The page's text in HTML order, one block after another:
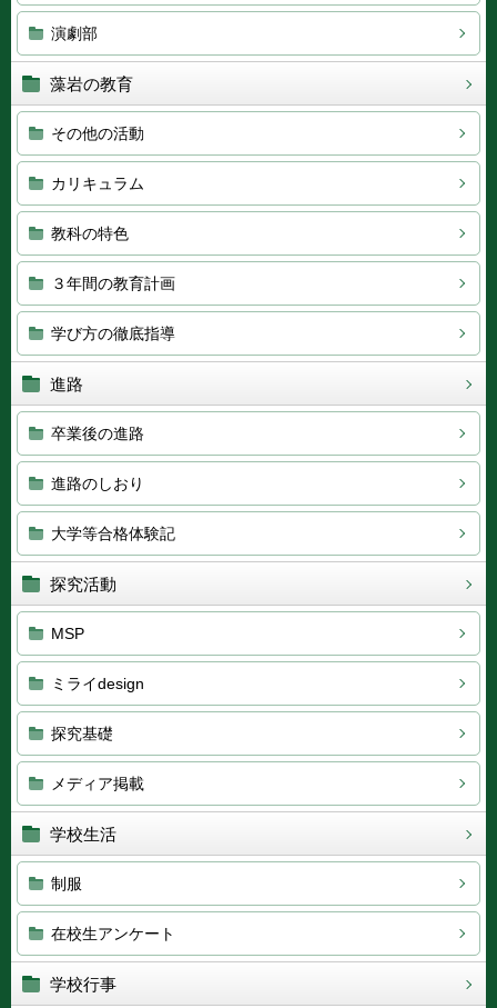
演劇部
藻岩の教育
その他の活動
カリキュラム
教科の特色
３年間の教育計画
学び方の徹底指導
進路
卒業後の進路
進路のしおり
大学等合格体験記
探究活動
MSP
ミライdesign
探究基礎
メディア掲載
学校生活
制服
在校生アンケート
学校行事